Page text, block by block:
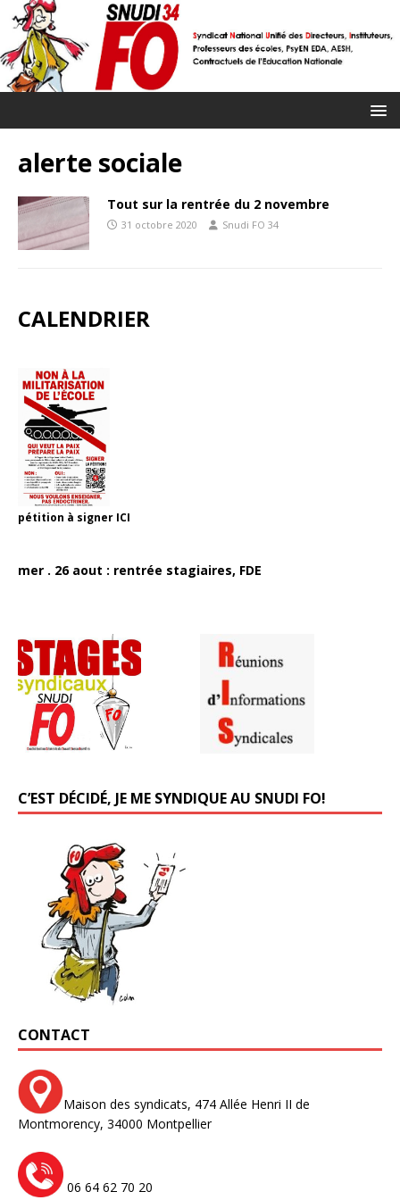
alerte sociale
Tout sur la rentrée du 2 novembre
31 octobre 2020 Snudi FO 34
CALENDRIER
pétition à signer ICI
mer . 26 aout : rentrée stagiaires, FDE
C’EST DÉCIDÉ, JE ME SYNDIQUE AU SNUDI FO!
CONTACT
Maison des syndicats, 474 Allée Henri II de
Montmorency, 34000 Montpellier
06 64 62 70 20